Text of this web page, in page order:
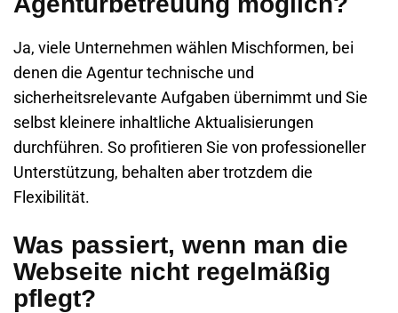
Ja, viele Unternehmen wählen Mischformen, bei
denen die Agentur technische und
sicherheitsrelevante Aufgaben übernimmt und Sie
selbst kleinere inhaltliche Aktualisierungen
durchführen. So profitieren Sie von professioneller
Unterstützung, behalten aber trotzdem die
Flexibilität.
Was passiert, wenn man die
Webseite nicht regelmäßig
pflegt?